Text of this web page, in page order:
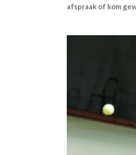
afspraak of kom